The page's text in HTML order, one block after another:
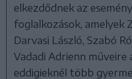
elkezdődnek az
foglalkozások, amelyek
Darvasi László, Szabó
Vadadi Adrienn műveire
eddigieknél több